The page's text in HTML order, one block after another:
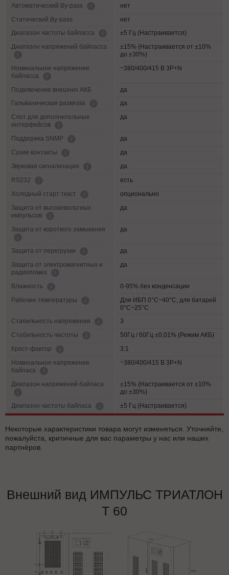
Автоматический By-pass
нет
Статический By-pass
нет
Диапазон частоты байпасса
±5 Гц (Настраивается)
Диапазон напряжений байпасса
±15% (Настраивается от ±10%
до ±30%)
Номинальное напряжение
байпасса
~380/400/415 В 3P+N
Подключение внешних АКБ
да
Гальваническая развязка
да
Слот для дополнительных
интерфейсов
да
Поддержка SNMP
да
Сухие контакты
да
Звуковая сигнализация
да
RS232
есть
Холодный старт текст
опционально
Защита от высоковольтных
импульсов
да
Защита от короткого замыкания да
Защита от перегрузки
да
Защита от электромагнитных и
радиопомех
да
Влажность
0-95% без конденсации
Рабочие температуры
Для ИБП 0°C~40°C; для батарей
0°C~25°C
Cтабильность напряжения
3
Стабильность частоты
50Гц / 60Гц ±0,01% (Режим АКБ)
Крест-фактор
3:1
Номинальное напряжение
байпаса
~380/400/415 В 3P+N
Диапазон напряжений байпаса
±15% (Настраивается от ±10%
до ±30%)
Диапазон частоты байпаса
±5 Гц (Настраивается)
Некоторые характеристики товара могут изменяться. Уточняйте,
пожалуйста, критичные для вас параметры у нас или наших
партнёров.
Внешний вид ИМПУЛЬС ТРИАТЛОН
Т 60